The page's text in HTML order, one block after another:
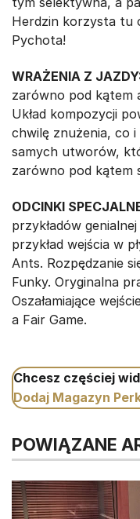
Herdzin korzysta tu
Pychota!
WRAŻENIA Z
zarówno pod kątem
Układ kompozycji
chwilę znużenia, co
samych utworów,
zarówno pod kątem
ODCINKI
przykładów
przykład wejścia w
Ants. Rozpędzanie
Funky. Oryginalna
Oszałamiające
a Fair Game.
Chcesz częściej
Dodaj Magazyn
POWIĄZANE